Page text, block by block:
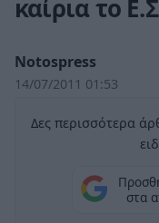
καίρια το
Notospress
14/07/2011 01:53
Δες περισσότερα
στα